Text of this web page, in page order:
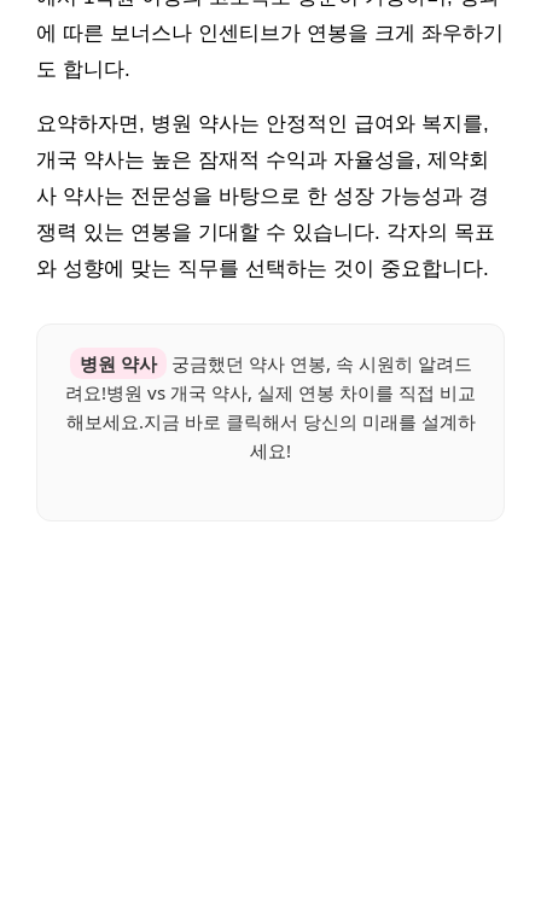
에 따른 보너스나 인센티브가 연봉을 크게 좌우하기
도 합니다.
요약하자면, 병원 약사는 안정적인 급여와 복지를,
개국 약사는 높은 잠재적 수익과 자율성을, 제약회
사 약사는 전문성을 바탕으로 한 성장 가능성과 경
쟁력 있는 연봉을 기대할 수 있습니다. 각자의 목표
와 성향에 맞는 직무를 선택하는 것이 중요합니다.
병원 약사
궁금했던 약사 연봉, 속 시원히 알려드
려요!병원 vs 개국 약사, 실제 연봉 차이를 직접 비교
해보세요.지금 바로 클릭해서 당신의 미래를 설계하
세요!